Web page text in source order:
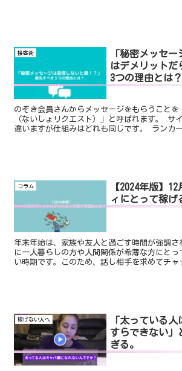
がってしまいますよね。本日は「稼げない理由
接客術
「秘密メッセ
はデメリットだ
3つの理由とは？
のぞき会員さんからメッセージをもらうことを
（ないしょリクエスト）」と呼ばれます。 サ
違いますが仕組みはどれも同じです。 ランカーと呼ばれる人気チャ
にもらうように誘導をして高額な報酬をもらっ
コラム
【2024年版】
ィにとって稼げ
年末年始は、家族や友人と過ごす時間が強調さ
に一人暮らしの方や人間関係が希薄な方にとっ
い時期です。このため、話し相手を求めてチャ
稼げない人へ
「太っている
すらできない」
ぎる。